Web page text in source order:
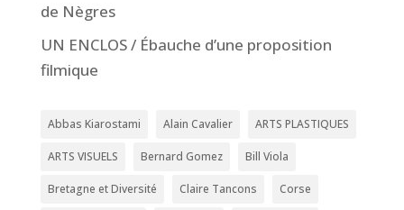
de Nègres
UN ENCLOS / Ébauche d’une proposition
filmique
Abbas Kiarostami Alain Cavalier ARTS PLASTIQUES
ARTS VISUELS Bernard Gomez Bill Viola
Bretagne et Diversité Claire Tancons Corse